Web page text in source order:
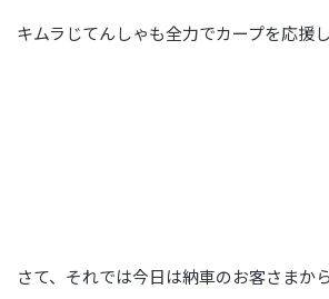
キムラじてんしゃも全力でカープを応援
さて、それでは今日は納車のお客さまか